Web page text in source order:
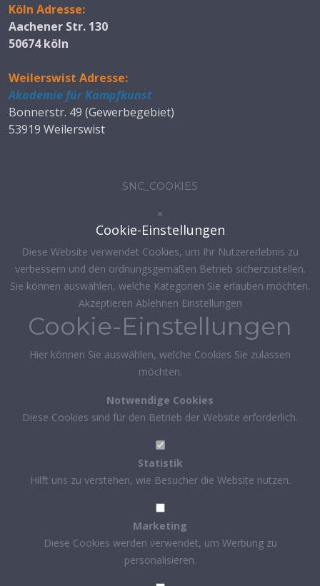
Köln Adresse:
Aachener Str. 130
50674 köln
Weilerswist Adresse:
Akademie für Kampfkunst
Bonnerstr. 49 (Gewerbegebiet)
53919 Weilerswist
SNC_COOKIES
×
Cookie-Einstellungen
Diese Website verwendet Cookies, um Ihr Nutzererlebnis zu
verbessern und den ordnungsgemäßen Betrieb sicherzustellen.
Sie können auswählen, welche Kategorien Sie erlauben möchten.
Akzeptieren Ablehnen Einstellungen
Cookie-Einstellungen
Hier können Sie auswählen, welche Cookies Sie zulassen
möchten.
Notwendige Cookies
Diese Cookies sind für den Betrieb der Website erforderlich.
Statistik
Hilft uns zu verstehen, wie Besucher die Website nutzen.
Marketing
Diese Cookies werden verwendet, um Werbung zu
personalisieren.